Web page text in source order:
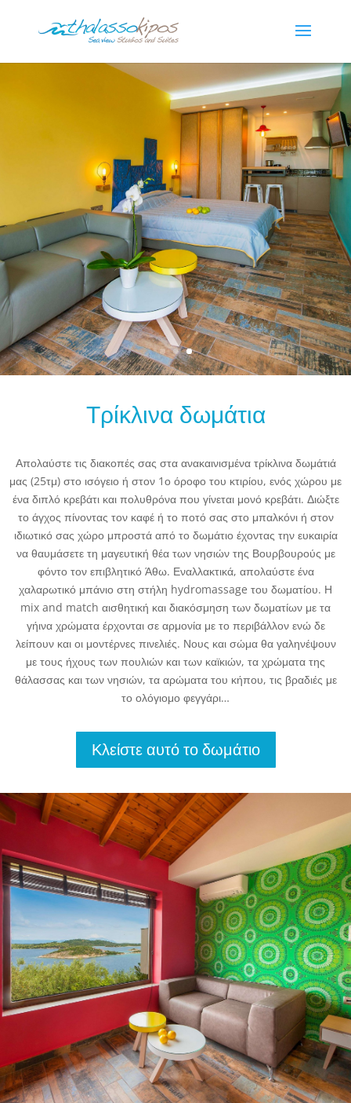
Τρίκλινα δωμάτια
Απολαύστε τις διακοπές σας στα ανακαινισμένα τρίκλινα δωμάτιά
μας (25τμ) στο ισόγειο ή στον 1ο όροφο του κτιρίου, ενός χώρου με
ένα διπλό κρεβάτι και πολυθρόνα που γίνεται μονό κρεβάτι. Διώξτε
το άγχος πίνοντας τον καφέ ή το ποτό σας στο μπαλκόνι ή στον
ιδιωτικό σας χώρο μπροστά από το δωμάτιο έχοντας την ευκαιρία
να θαυμάσετε τη μαγευτική θέα των νησιών της Βουρβουρούς με
φόντο τον επιβλητικό Άθω. Εναλλακτικά, απολαύστε ένα
χαλαρωτικό μπάνιο στη στήλη hydromassage του δωματίου. Η
mix and match αισθητική και διακόσμηση των δωματίων με τα
γήινα χρώματα έρχονται σε αρμονία με το περιβάλλον ενώ δε
λείπουν και οι μοντέρνες πινελιές. Νους και σώμα θα γαληνέψουν
με τους ήχους των πουλιών και των καϊκιών, τα χρώματα της
θάλασσας και των νησιών, τα αρώματα του κήπου, τις βραδιές με
το ολόγιομο φεγγάρι…
Κλείστε αυτό το δωμάτιο